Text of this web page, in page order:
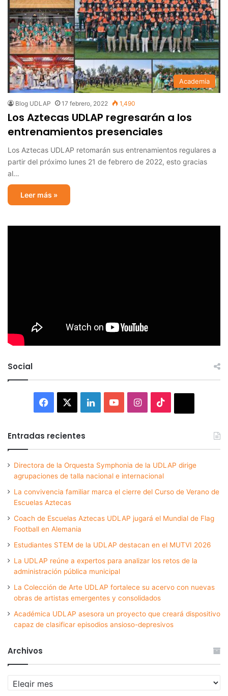
Academia
Blog UDLAP 17 febrero, 2022 1,490
Los Aztecas UDLAP regresarán a los
entrenamientos presenciales
Los Aztecas UDLAP retomarán sus entrenamientos regulares a
partir del próximo lunes 21 de febrero de 2022, esto gracias
al…
Leer más »
Social
Facebook LinkedInYouTubeInstagram
Entradas recientes
Directora de la Orquesta Symphonia de la UDLAP dirige
agrupaciones de talla nacional e internacional
La convivencia familiar marca el cierre del Curso de Verano de
Escuelas Aztecas
Coach de Escuelas Aztecas UDLAP jugará el Mundial de Flag
Football en Alemania
Estudiantes STEM de la UDLAP destacan en el MUTVI 2026
La UDLAP reúne a expertos para analizar los retos de la
administración pública municipal
La Colección de Arte UDLAP fortalece su acervo con nuevas
obras de artistas emergentes y consolidados
Académica UDLAP asesora un proyecto que creará dispositivo
capaz de clasificar episodios ansioso-depresivos
Archivos
Archivos